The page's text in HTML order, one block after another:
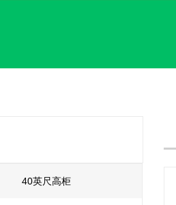
40英尺高柜